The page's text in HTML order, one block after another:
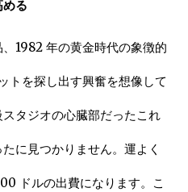
る
1982 年の黄金時代の象徴的
トを探し出す興奮を想像して
タジオの心臓部だったこれ
に見つかりません。運よく
ドルの出費になります。こ